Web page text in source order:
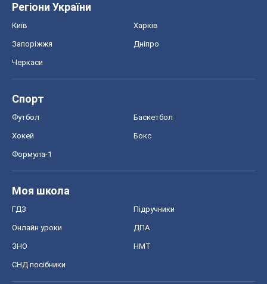
Регіони України
Київ Харків
Запоріжжя Дніпро
Черкаси
Спорт
Футбол Баскетбол
Хокей Бокс
Формула-1
Моя школа
ГДЗ Підручники
Онлайн уроки ДПА
ЗНО НМТ
СНД посібники